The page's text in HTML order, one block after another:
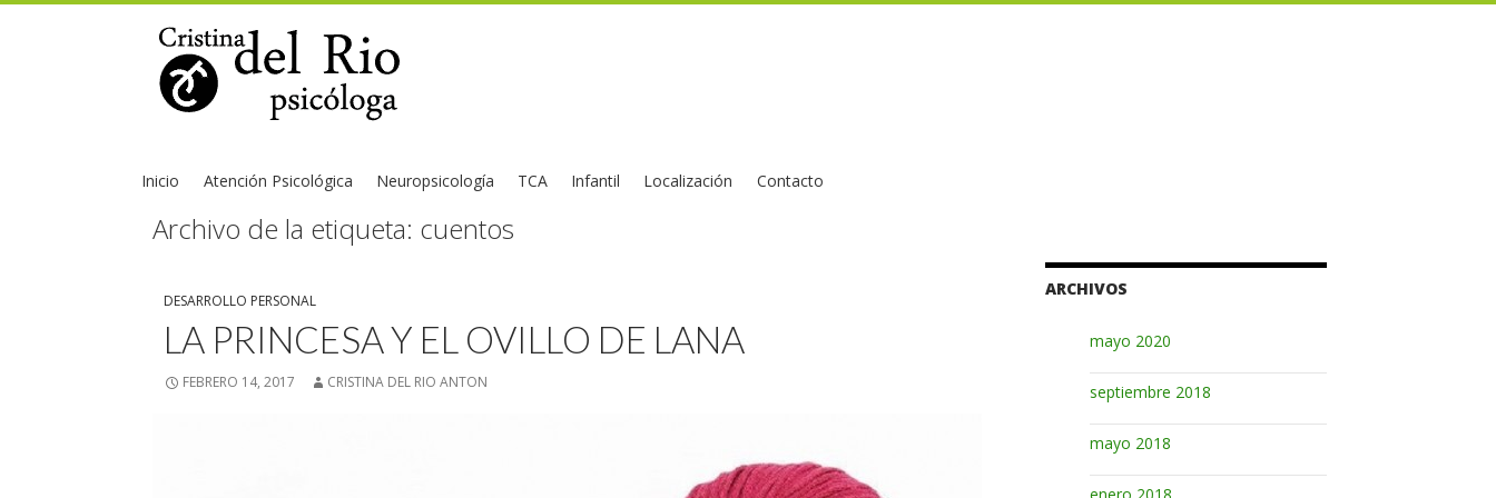
Inicio Atención Psicológica Neuropsicología TCA Infantil Localización Contacto
Archivo de la etiqueta: cuentos
DESARROLLO PERSONAL
LA PRINCESA Y EL OVILLO DE LANA
FEBRERO 14, 2017 CRISTINA DEL RIO ANTON
ARCHIVOS
mayo 2020
septiembre 2018
mayo 2018